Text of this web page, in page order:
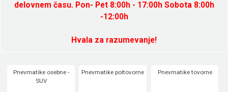
delovnem času. Pon- Pet 8:00h - 17:00h Sobota 8:00h
-12:00h
Hvala za razumevanje!
Pnevmatike osebne -
SUV
Pnevmatike poltovorne Pnevmatike tovorne